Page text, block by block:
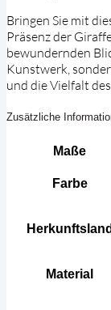
Bringen Sie mit
Präsenz der
bewundernden
Kunstwerk,
und die Vielfalt des
Zusätzliche
Maße
Farbe
Herkunftsland
Material